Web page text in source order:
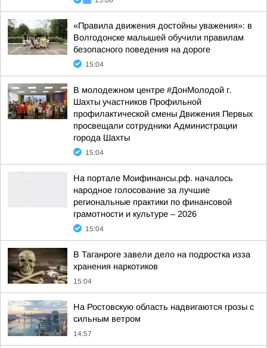
«Правила движения достойны уважения»: в
Волгодонске малышей обучили правилам
безопасного поведения на дороге
15:04
В молодежном центре #ДонМолодой г.
Шахты участников Профильной
профилактической смены Движения Первых
просвещали сотрудники Администрации
города Шахты
15:04
На портале Моифинансы.рф. началось
народное голосование за лучшие
региональные практики по финансовой
грамотности и культуре – 2026
15:04
В Таганроге завели дело на подростка изза
хранения наркотиков
15:04
На Ростовскую область надвигаются грозы с
сильным ветром
14:57